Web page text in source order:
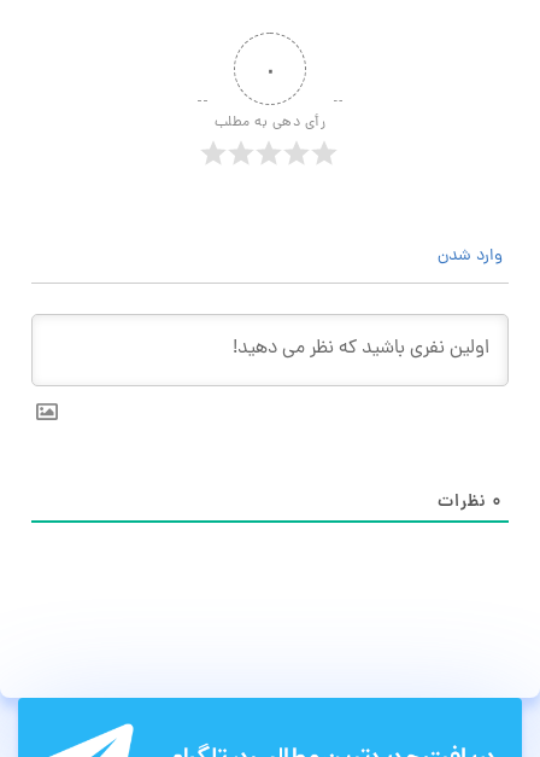
۰
رأی دهی به مطلب
وارد شدن
۰ نظرات